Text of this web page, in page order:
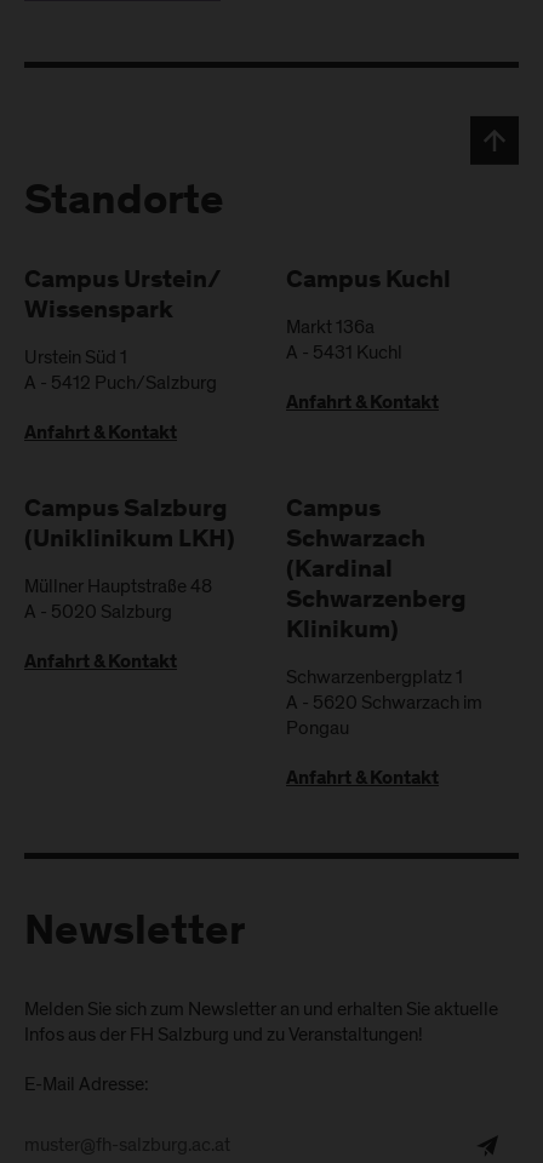
Standorte
Campus Urstein/
Wissenspark
Urstein Süd 1
A - 5412 Puch/Salzburg
Anfahrt & Kontakt
Campus Kuchl
Markt 136a
A - 5431 Kuchl
Anfahrt & Kontakt
Campus Salzburg
(Uniklinikum LKH)
Müllner Hauptstraße 48
A - 5020 Salzburg
Anfahrt & Kontakt
Campus
Schwarzach
(Kardinal
Schwarzenberg
Klinikum)
Schwarzenbergplatz 1
A - 5620 Schwarzach im
Pongau
Anfahrt & Kontakt
Newsletter
Melden Sie sich zum Newsletter an und erhalten Sie aktuelle
Infos aus der FH Salzburg und zu Veranstaltungen!
E-Mail Adresse: